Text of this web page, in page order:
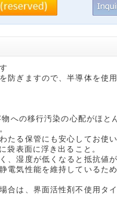
防ぎますので、半導体を使
への移行汚染の心配がほと
たる保管にも安心してお使
表面に浮き出ること。
度が低くなると抵抗値が
気性能を維持しているため
は、界面活性剤不使用タ